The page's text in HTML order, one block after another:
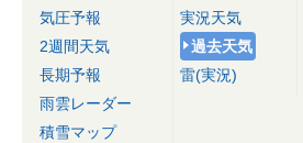
気圧予報
2週間天気
長期予報
雨雲レーダー
積雪マップ
実況天気
過去天気
雷(実況)